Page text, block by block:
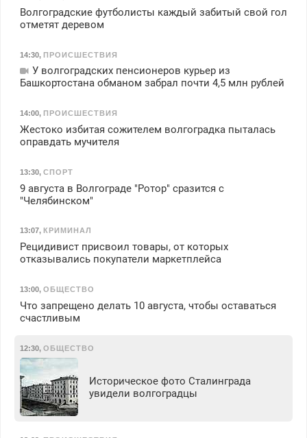
Волгоградские футболисты каждый забитый свой гол
отметят деревом
14:30, ПРОИСШЕСТВИЯ
У волгоградских пенсионеров курьер из
Башкортостана обманом забрал почти 4,5 млн рублей
14:00, ПРОИСШЕСТВИЯ
Жестоко избитая сожителем волгоградка пыталась
оправдать мучителя
13:30, СПОРТ
9 августа в Волгограде "Ротор" сразится с
"Челябинском"
13:07, КРИМИНАЛ
Рецидивист присвоил товары, от которых
отказывались покупатели маркетплейса
13:00, ОБЩЕСТВО
Что запрещено делать 10 августа, чтобы оставаться
счастливым
12:30, ОБЩЕСТВО
Историческое фото Сталинграда
увидели волгоградцы